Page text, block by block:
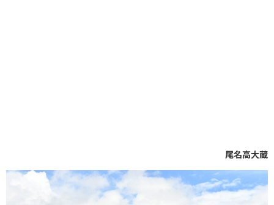
尾名高大蔵